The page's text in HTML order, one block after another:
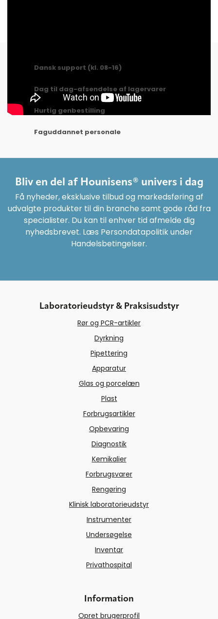
Dansk support (kl. 08-16)
Dag til dag-afsendelse af lagervarer
Hurtig genbestilling
Faguddannet personale
Bliv en del af Hounisens® univers i dag
Få nyheder, eksklusive tilbud og markedsføring af
udvalgte produkter til din branche samt gode råd fra
specialister. Du kan til enhver tid afmelde dig
nyhedsbrevet. Læs Persondatapolitik under
Handelsbetingelser.
Laboratorieudstyr & Praksisudstyr
Rør og PCR-artikler
Dyrkning
Pipettering
Apparatur
Glas og porcelæn
Plast
Forbrugsartikler
Opbevaring
Diagnostik
Kemikalier
Forbrugsvarer
Rengøring
Klinisk laboratorieudstyr
Instrumenter
Undersøgelse
Inventar
Privathospital
Information
Opret brugerprofil